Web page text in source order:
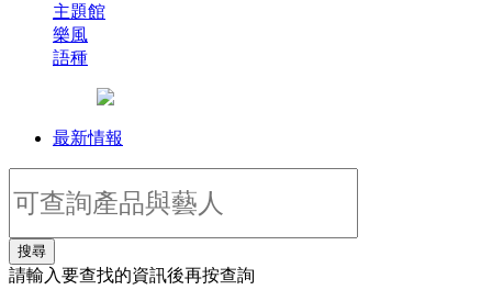
主題館
樂風
語種
最新情報
搜尋
請輸入要查找的資訊後再按查詢